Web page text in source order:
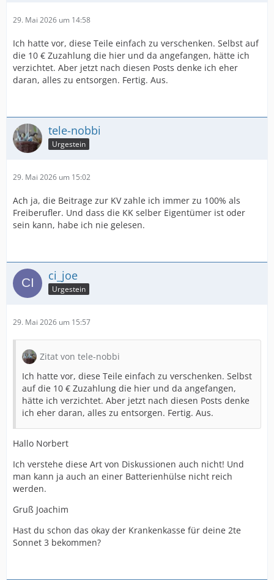
29. Mai 2026 um 14:58
Ich hatte vor, diese Teile einfach zu verschenken. Selbst auf
die 10 € Zuzahlung die hier und da angefangen, hätte ich
verzichtet. Aber jetzt nach diesen Posts denke ich eher
daran, alles zu entsorgen. Fertig. Aus.
tele-nobbi
Urgestein
29. Mai 2026 um 15:02
Ach ja, die Beitrage zur KV zahle ich immer zu 100% als
Freiberufler. Und dass die KK selber Eigentümer ist oder
sein kann, habe ich nie gelesen.
ci_joe
Urgestein
29. Mai 2026 um 15:57
Zitat von tele-nobbi
Ich hatte vor, diese Teile einfach zu verschenken. Selbst
auf die 10 € Zuzahlung die hier und da angefangen,
hätte ich verzichtet. Aber jetzt nach diesen Posts denke
ich eher daran, alles zu entsorgen. Fertig. Aus.
Hallo Norbert
Ich verstehe diese Art von Diskussionen auch nicht! Und
man kann ja auch an einer Batterienhülse nicht reich
werden.
Gruß Joachim
Hast du schon das okay der Krankenkasse für deine 2te
Sonnet 3 bekommen?